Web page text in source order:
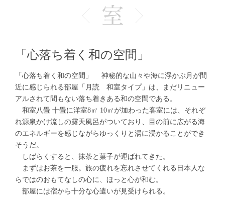
「心落ち着く和の空間」
「心落ち着く和の空間」 神秘的な山々や海に浮かぶ月が間
近に感じられる部屋「月読 和室タイプ」は、まだリニュー
アルされて間もない落ち着きある和の空間である。
和室八畳 十畳に洋室8㎡ 10㎡が加わった客室には、それぞ
れ源泉かけ流しの露天風呂がついており、目の前に広がる海
のエネルギーを感じながらゆっくりと湯に浸かることができ
そうだ。
しばらくすると、抹茶と菓子が運ばれてきた。
まずはお茶を一服。旅の疲れを忘れさせてくれる日本人な
らではのおもてなしの心に、ほっと心が和む。
部屋には宿から十分な心遣いが見受けられる。